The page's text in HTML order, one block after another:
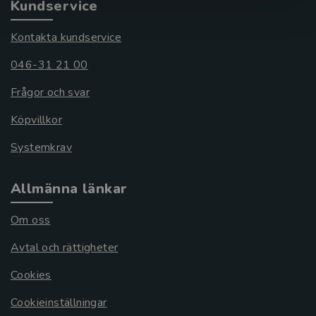
Kundservice
Kontakta kundservice
046-31 21 00
Frågor och svar
Köpvillkor
Systemkrav
Allmänna länkar
Om oss
Avtal och rättigheter
Cookies
Cookieinställningar